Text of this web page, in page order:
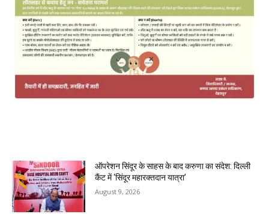
ऑपरेशन सिंदूर के साहस के बाद करुणा का संदेश: दिल्ली
कैंट में ‘सिंदूर महारक्तदान यात्रा’
August 9, 2026